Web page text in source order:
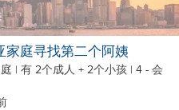
家庭寻找第二个阿姨
| 有 2个成人 + 2个小孩 | 4 - 会